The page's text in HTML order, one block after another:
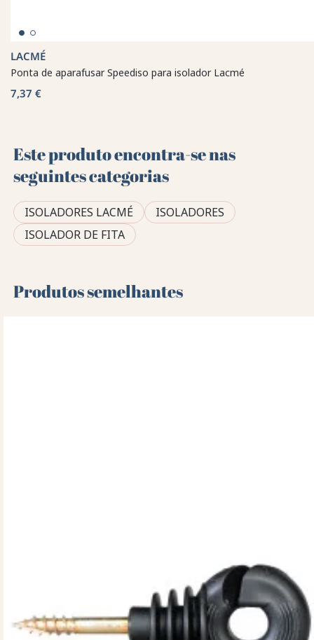
LACMÉ
Ponta de aparafusar Speediso para isolador Lacmé
7,37 €
Este produto encontra-se nas
seguintes categorias
ISOLADORES LACMÉ
ISOLADORES
ISOLADOR DE FITA
Produtos semelhantes